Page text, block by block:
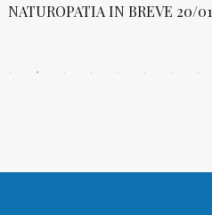
NATUROPATIA IN BREVE 20/01